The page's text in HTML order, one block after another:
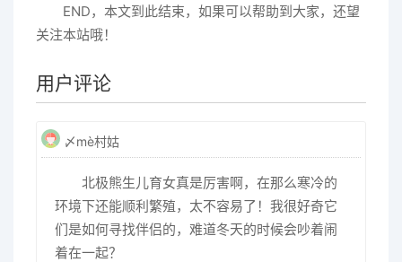
END，本文到此结束，如果可以帮助到大家，还望
关注本站哦！
用户评论
〆mè村姑
北极熊生儿育女真是厉害啊，在那么寒冷的
环境下还能顺利繁殖，太不容易了！我很好奇它
们是如何寻找伴侣的，难道冬天的时候会吵着闹
着在一起？